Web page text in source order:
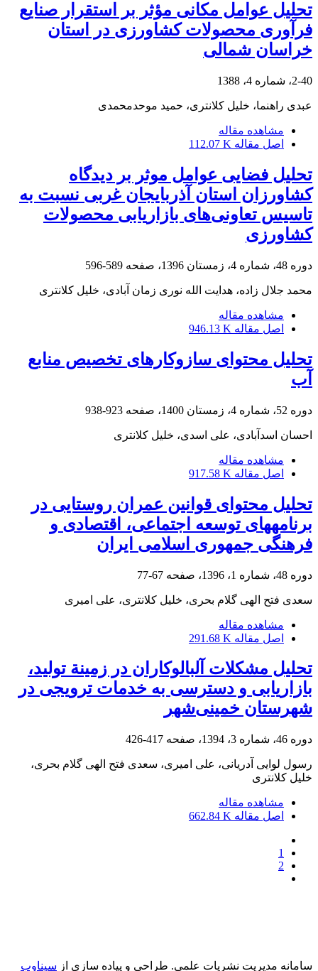
تحلیل عوامل مکانی مؤثر بر استقرار صنایع
فرآوری محصولات کشاورزی در استان
خراسان شمالی
2-40، شماره 4، 1388
عبدی راهنما، خلیل کلانتری، حمید موحدمحمدی
مشاهده مقاله
اصل مقاله 112.07 K
تحلیل فضایی عوامل موثر بر دیدگاه
کشاورزان استان آذربایجان غربی نسبت به
تاسیس تعاونی‌های بازاریابی محصولات
کشاورزی
دوره 48، شماره 4، زمستان 1396، صفحه 589-596
محمد جلال زاده، هدایت الله نوری زمان آبادی، خلیل کلانتری
مشاهده مقاله
اصل مقاله 946.13 K
تحلیل محتوای سازوکارهای تخصیص منابع
آب
دوره 52، شماره 4، زمستان 1400، صفحه 923-938
احسان اسدآبادی، علی اسدی، خلیل کلانتری
مشاهده مقاله
اصل مقاله 917.58 K
تحلیل محتوای قوانین عمران روستایی در
برنامه‏های توسعه اجتماعی، اقتصادی و
فرهنگی جمهوری اسلامی ایران
دوره 48، شماره 1، 1396، صفحه 67-77
سعدی فتح الهی گلام بحری، خلیل کلانتری، علی امیری
مشاهده مقاله
اصل مقاله 291.68 K
تحلیل مشکلات آلبالوکاران در زمینة تولید،
بازاریابی و دسترسی به خدمات ترویجی در
شهرستان خمینی‌شهر
دوره 46، شماره 3، 1394، صفحه 417-426
رسول لوایی آدریانی، علی امیری، سعدی فتح الهی گلام بحری،
خلیل کلانتری
مشاهده مقاله
اصل مقاله 662.84 K
1
2
سامانه مدیریت نشریات علمی. طراحی و پیاده سازی از سیناوب